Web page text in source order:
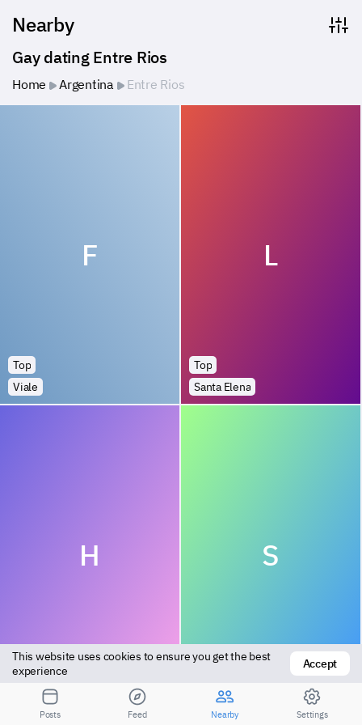
Nearby
Gay dating Entre Rios
Home Argentina Entre Rios
F
Top
Viale
L
Top
Santa Elena
H
Vers top
Paraná
S
Top
This website uses cookies to ensure you get the best
experience
Accept
Posts Feed Nearby Settings